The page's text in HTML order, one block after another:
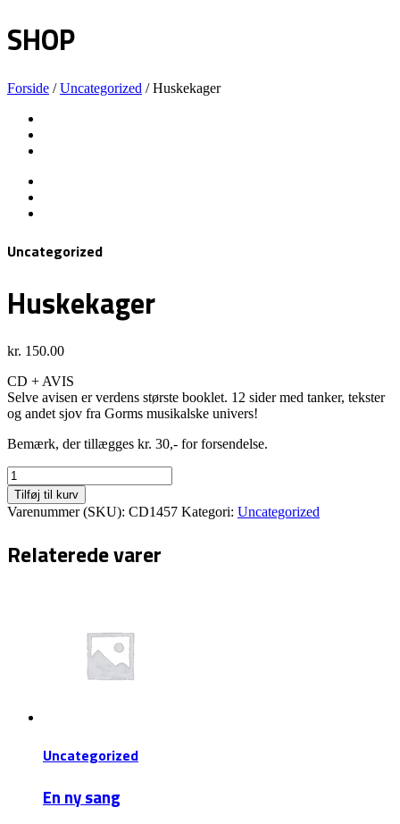
SHOP
Forside /Uncategorized / Huskekager
Uncategorized
Huskekager
kr. 150.00
CD + AVIS
Selve avisen er verdens største booklet. 12 sider med tanker, tekster
og andet sjov fra Gorms musikalske univers!
Bemærk, der tillægges kr. 30,- for forsendelse.
Huskekager
antal
Tilføj til kurv
Varenummer (SKU): CD1457 Kategori: Uncategorized
Relaterede varer
Uncategorized
En ny sang